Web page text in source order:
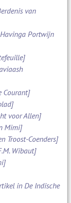
van
Havinga Portwijn
Courant]
voor Allen]
Mimi]
Troost-Coenders]
Wibaut]
in De Indische